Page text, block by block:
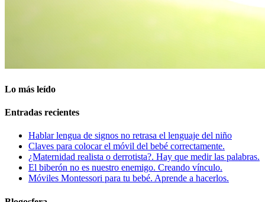
Lo más leído
Entradas recientes
Hablar lengua de signos no retrasa el lenguaje del niño
Claves para colocar el móvil del bebé correctamente.
¿Maternidad realista o derrotista?. Hay que medir las palabras.
El biberón no es nuestro enemigo. Creando vínculo.
Móviles Montessori para tu bebé. Aprende a hacerlos.